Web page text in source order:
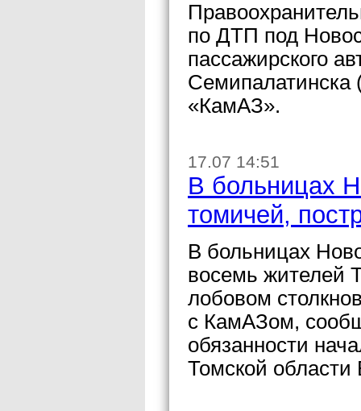
по ДТП под
пассажирского
Семипалатинска
«КамАЗ».
17.07 14:51
В больницах
томичей,
В больницах
восемь жителей
лобовом
с КамАЗом,
обязанности
Томской области